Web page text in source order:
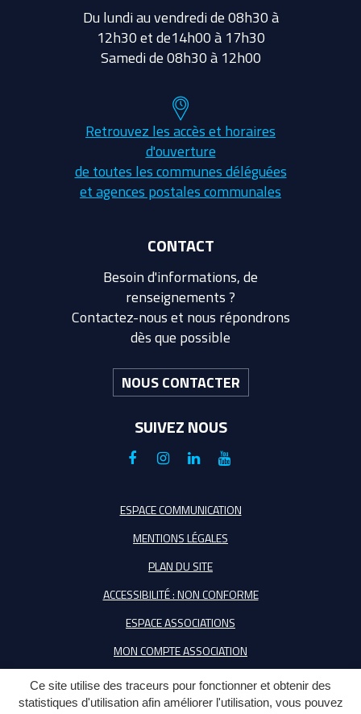
Ce site utilise des traceurs pour fonctionner et obtenir des
statistiques d'utilisation afin améliorer l'utilisation, vous pouvez
Du lundi au vendredi de 08h30 à
12h30 et de14h00 à 17h30
Samedi de 08h30 à 12h00
Retrouvez les accès et horaires
d'ouverture
de toutes les communes déléguées
et agences postales communales
CONTACT
Besoin d'informations, de
renseignements ?
Contactez-nous et nous répondrons
dès que possible
NOUS CONTACTER
SUIVEZ NOUS
Lien
le
Facebook
Lien
le
compte
Instagram
Lien
le
compte
Linkedin
Lien
la
Youtube
ESPACE COMMUNICATION
MENTIONS LÉGALES
PLAN DU SITE
ACCESSIBILITÉ : NON CONFORME
ESPACE ASSOCIATIONS
MON COMPTE ASSOCIATION